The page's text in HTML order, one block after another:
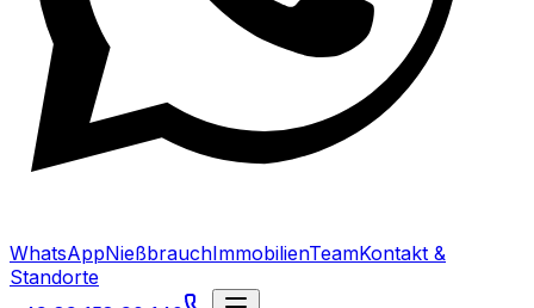
WhatsAppNießbrauchImmobilienTeamKontakt &
Standorte